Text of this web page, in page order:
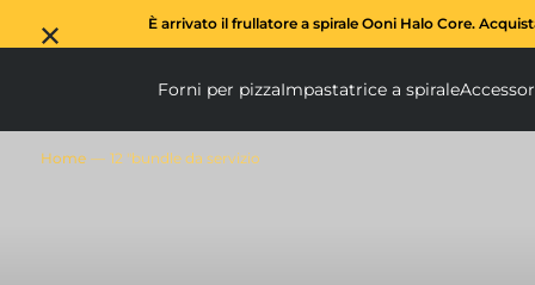
È arrivato il frullatore a spirale Ooni Halo Core.
Forni per pizza Forni per pizza
Impastatrice a spirale
Home 12 "bundle da servizio